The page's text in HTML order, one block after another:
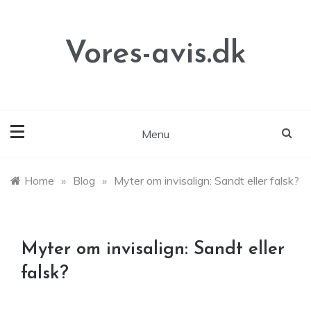
Vores-avis.dk
Menu
Home » Blog » Myter om invisalign: Sandt eller falsk?
Myter om invisalign: Sandt eller
falsk?